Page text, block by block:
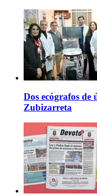
Dos ecógrafos de
Zubizarreta